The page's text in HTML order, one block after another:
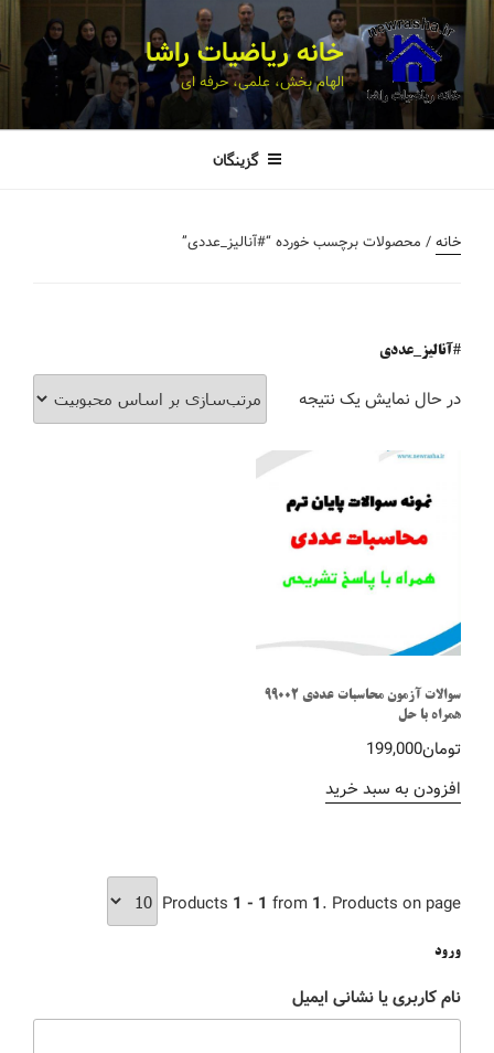
خانه ریاضیات راشا
الهام بخش، علمی، حرفه ای
گزینگان
خانه/ محصولات برچسب خورده “#آنالیز_عددی”
#آنالیز_عددی
در حال نمایش یک نتیجه
سوالات آزمون محاسبات عددی 99002
همراه با حل
تومان199,000
افزودن به سبد خرید
Products 1 - 1 from 1. Products on page
ورود
نام کاربری یا نشانی ایمیل